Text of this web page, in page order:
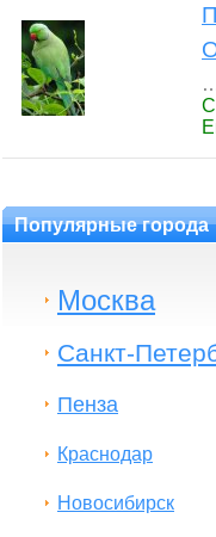
Популярные города
Москва
Санкт-
Пенза
Краснодар
Новосибирск